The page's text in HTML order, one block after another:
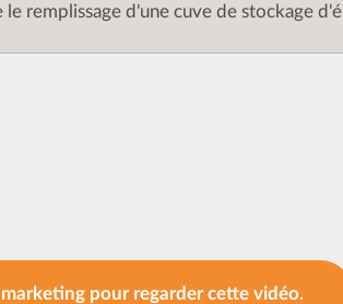
remplissage d'une cuve de stockage
pour regarder cette vidéo.